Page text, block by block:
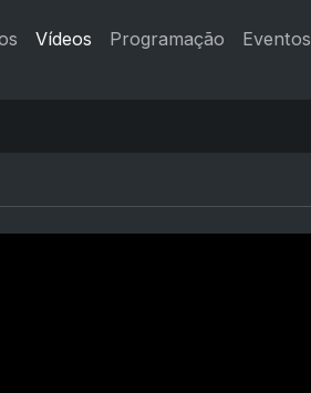
Vídeos Programação Eventos